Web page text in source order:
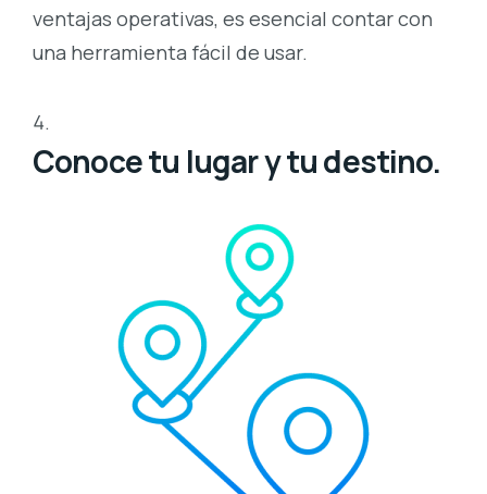
ventajas operativas, es esencial contar con
una herramienta fácil de usar.
Conoce tu lugar y tu destino.